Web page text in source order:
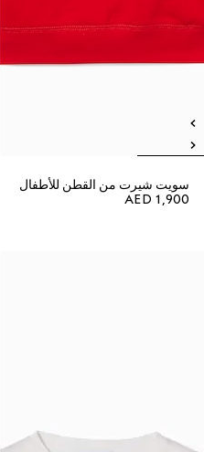
سويت شيرت من القطن للأطفال
AED 1,900